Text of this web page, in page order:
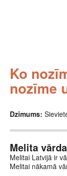
Ko
nozīme
Dzimums:
Melita
Melitai Latvijā ir
Melitai nākamā